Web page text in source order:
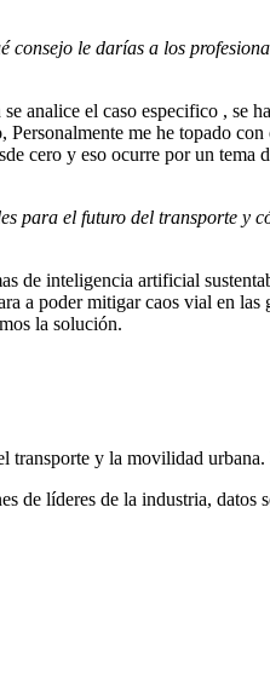
le darías a los
analice el caso especifico , se
me he topado
cero y eso ocurre por un tema
para el futuro del transporte y
de inteligencia artificial
a poder mitigar caos vial en
la solución.
y la movilidad
de líderes de la industria,